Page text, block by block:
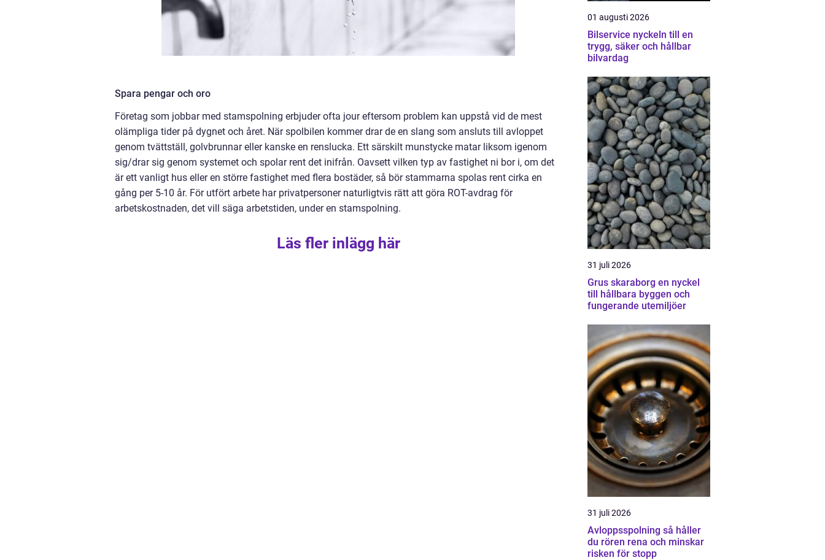
Spara pengar och oro
Företag som jobbar med stamspolning erbjuder ofta jour eftersom problem kan uppstå vid de mest
olämpliga tider på dygnet och året. När spolbilen kommer drar de en slang som ansluts till avloppet
genom tvättställ, golvbrunnar eller kanske en renslucka. Ett särskilt munstycke matar liksom igenom
sig/drar sig genom systemet och spolar rent det inifrån. Oavsett vilken typ av fastighet ni bor i, om det
är ett vanligt hus eller en större fastighet med flera bostäder, så bör stammarna spolas rent cirka en
gång per 5-10 år. För utfört arbete har privatpersoner naturligtvis rätt att göra ROT-avdrag för
arbetskostnaden, det vill säga arbetstiden, under en stamspolning.
Läs fler inlägg här
01 augusti 2026
Bilservice nyckeln till en
trygg, säker och hållbar
bilvardag
31 juli 2026
Grus skaraborg en nyckel
till hållbara byggen och
fungerande utemiljöer
31 juli 2026
Avloppsspolning så håller
du rören rena och minskar
risken för stopp